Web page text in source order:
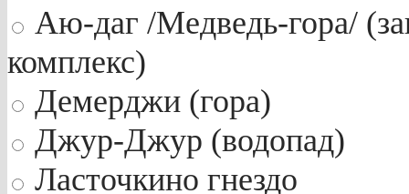
Аю-даг /Медведь-гора/
комплекс)
Демерджи (гора)
Джур-Джур (водопад)
Ласточкино гнездо